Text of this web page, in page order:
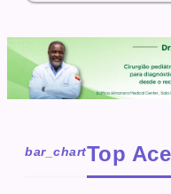
bar_chartTop